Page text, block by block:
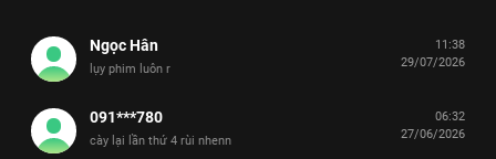
Ngọc Hân
lụy phim luôn r
11:38
29/07/2026
091***780
cày lại lần thứ 4 rùi nhenn
06:32
27/06/2026